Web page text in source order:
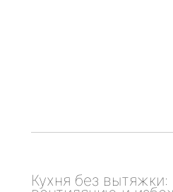
Кухня без вытяжки: